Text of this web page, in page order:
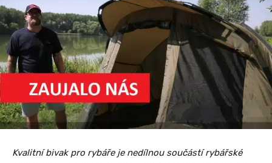
Kvalitní bivak pro rybáře je nedílnou součástí rybářské